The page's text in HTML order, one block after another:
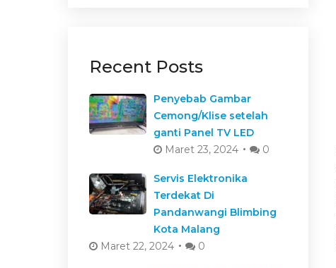
Recent Posts
Penyebab Gambar
Cemong/Klise setelah
ganti Panel TV LED
Maret 23, 2024
0
Servis Elektronika
Terdekat Di
Pandanwangi Blimbing
Kota Malang
Maret 22, 2024
0